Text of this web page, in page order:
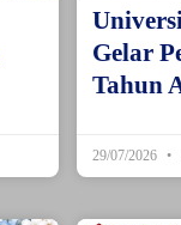
Gelar
Tahun
29/07/2026